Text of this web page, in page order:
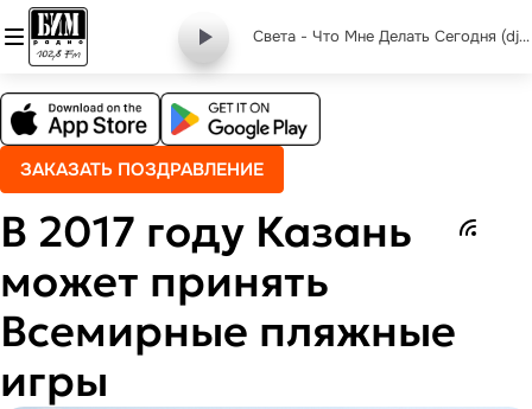
Света - Что Мне Делать Сегодня (dj vini)
ЗАКАЗАТЬ ПОЗДРАВЛЕНИЕ
В 2017 году Казань
может принять
Всемирные пляжные
игры